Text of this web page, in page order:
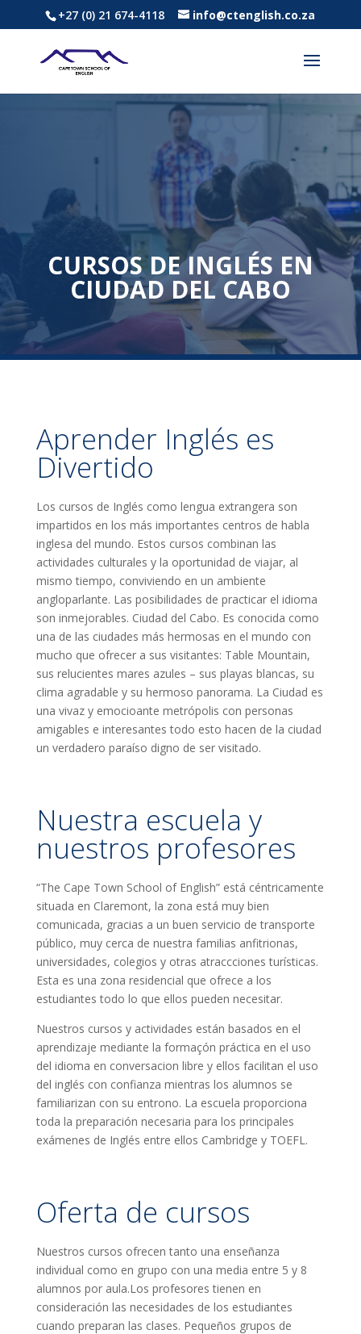
+27 (0) 21 674-4118 info@ctenglish.co.za
CURSOS DE INGLÉS EN
CIUDAD DEL CABO
Aprender Inglés es
Divertido
Los cursos de Inglés como lengua extrangera son
impartidos en los más importantes centros de habla
inglesa del mundo. Estos cursos combinan las
actividades culturales y la oportunidad de viajar, al
mismo tiempo, conviviendo en un ambiente
angloparlante. Las posibilidades de practicar el idioma
son inmejorables. Ciudad del Cabo. Es conocida como
una de las ciudades más hermosas en el mundo con
mucho que ofrecer a sus visitantes: Table Mountain,
sus relucientes mares azules – sus playas blancas, su
clima agradable y su hermoso panorama. La Ciudad es
una vivaz y emocioante metrópolis con personas
amigables e interesantes todo esto hacen de la ciudad
un verdadero paraíso digno de ser visitado.
Nuestra escuela y
nuestros profesores
“The Cape Town School of English” está céntricamente
situada en Claremont, la zona está muy bien
comunicada, gracias a un buen servicio de transporte
público, muy cerca de nuestra familias anfitrionas,
universidades, colegios y otras atraccciones turísticas.
Esta es una zona residencial que ofrece a los
estudiantes todo lo que ellos pueden necesitar.
Nuestros cursos y actividades están basados en el
aprendizaje mediante la formaçón práctica en el uso
del idioma en conversacion libre y ellos facilitan el uso
del inglés con confianza mientras los alumnos se
familiarizan con su entrono. La escuela proporciona
toda la preparación necesaria para los principales
exámenes de Inglés entre ellos Cambridge y TOEFL.
Oferta de cursos
Nuestros cursos ofrecen tanto una enseñanza
individual como en grupo con una media entre 5 y 8
alumnos por aula.Los profesores tienen en
consideración las necesidades de los estudiantes
cuando preparan las clases. Pequeños grupos de